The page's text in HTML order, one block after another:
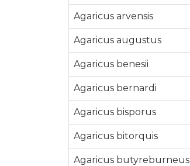
Agaricus arvensis
Agaricus augustus
Agaricus benesii
Agaricus bernardi
Agaricus bisporus
Agaricus bitorquis
Agaricus butyreburneus